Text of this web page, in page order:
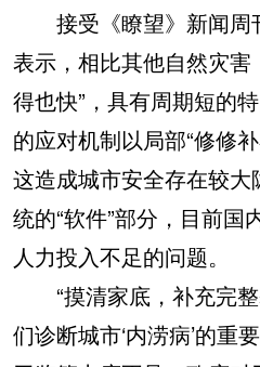
接受《瞭望》新闻周
表示，相比其他自然灾害
得也快”，具有周期短的
的应对机制以局部“修修补
这造成城市安全存在较
统的“软件”部分，目前国
人力投入不足的问题。
“摸清家底，补充完整
们诊断城市‘内涝病’的重